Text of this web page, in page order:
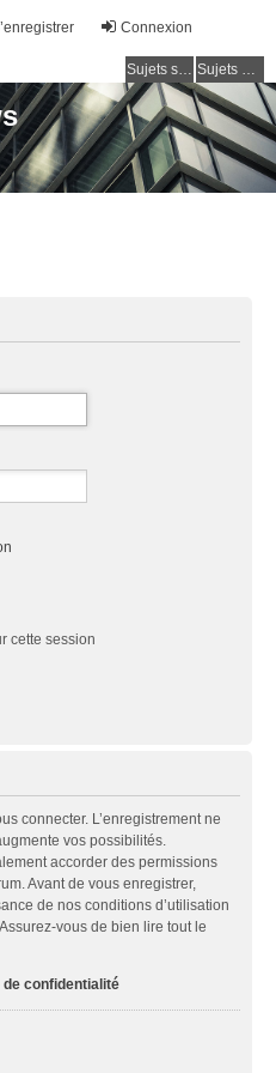
Connexion
Sujets sans réponse Sujets actifs
cette session
connecter. L’enregistrement ne
vos possibilités.
accorder des permissions
Avant de vous enregistrer,
de nos conditions d’utilisation
vous de bien lire tout le
de confidentialité